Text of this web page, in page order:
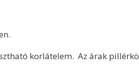
korlátelem. Az árak